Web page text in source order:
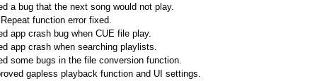
a bug that the next song would not play.
function error fixed.
app crash bug when CUE file play.
app crash when searching playlists.
some bugs in the file conversion function.
gapless playback function and UI settings.